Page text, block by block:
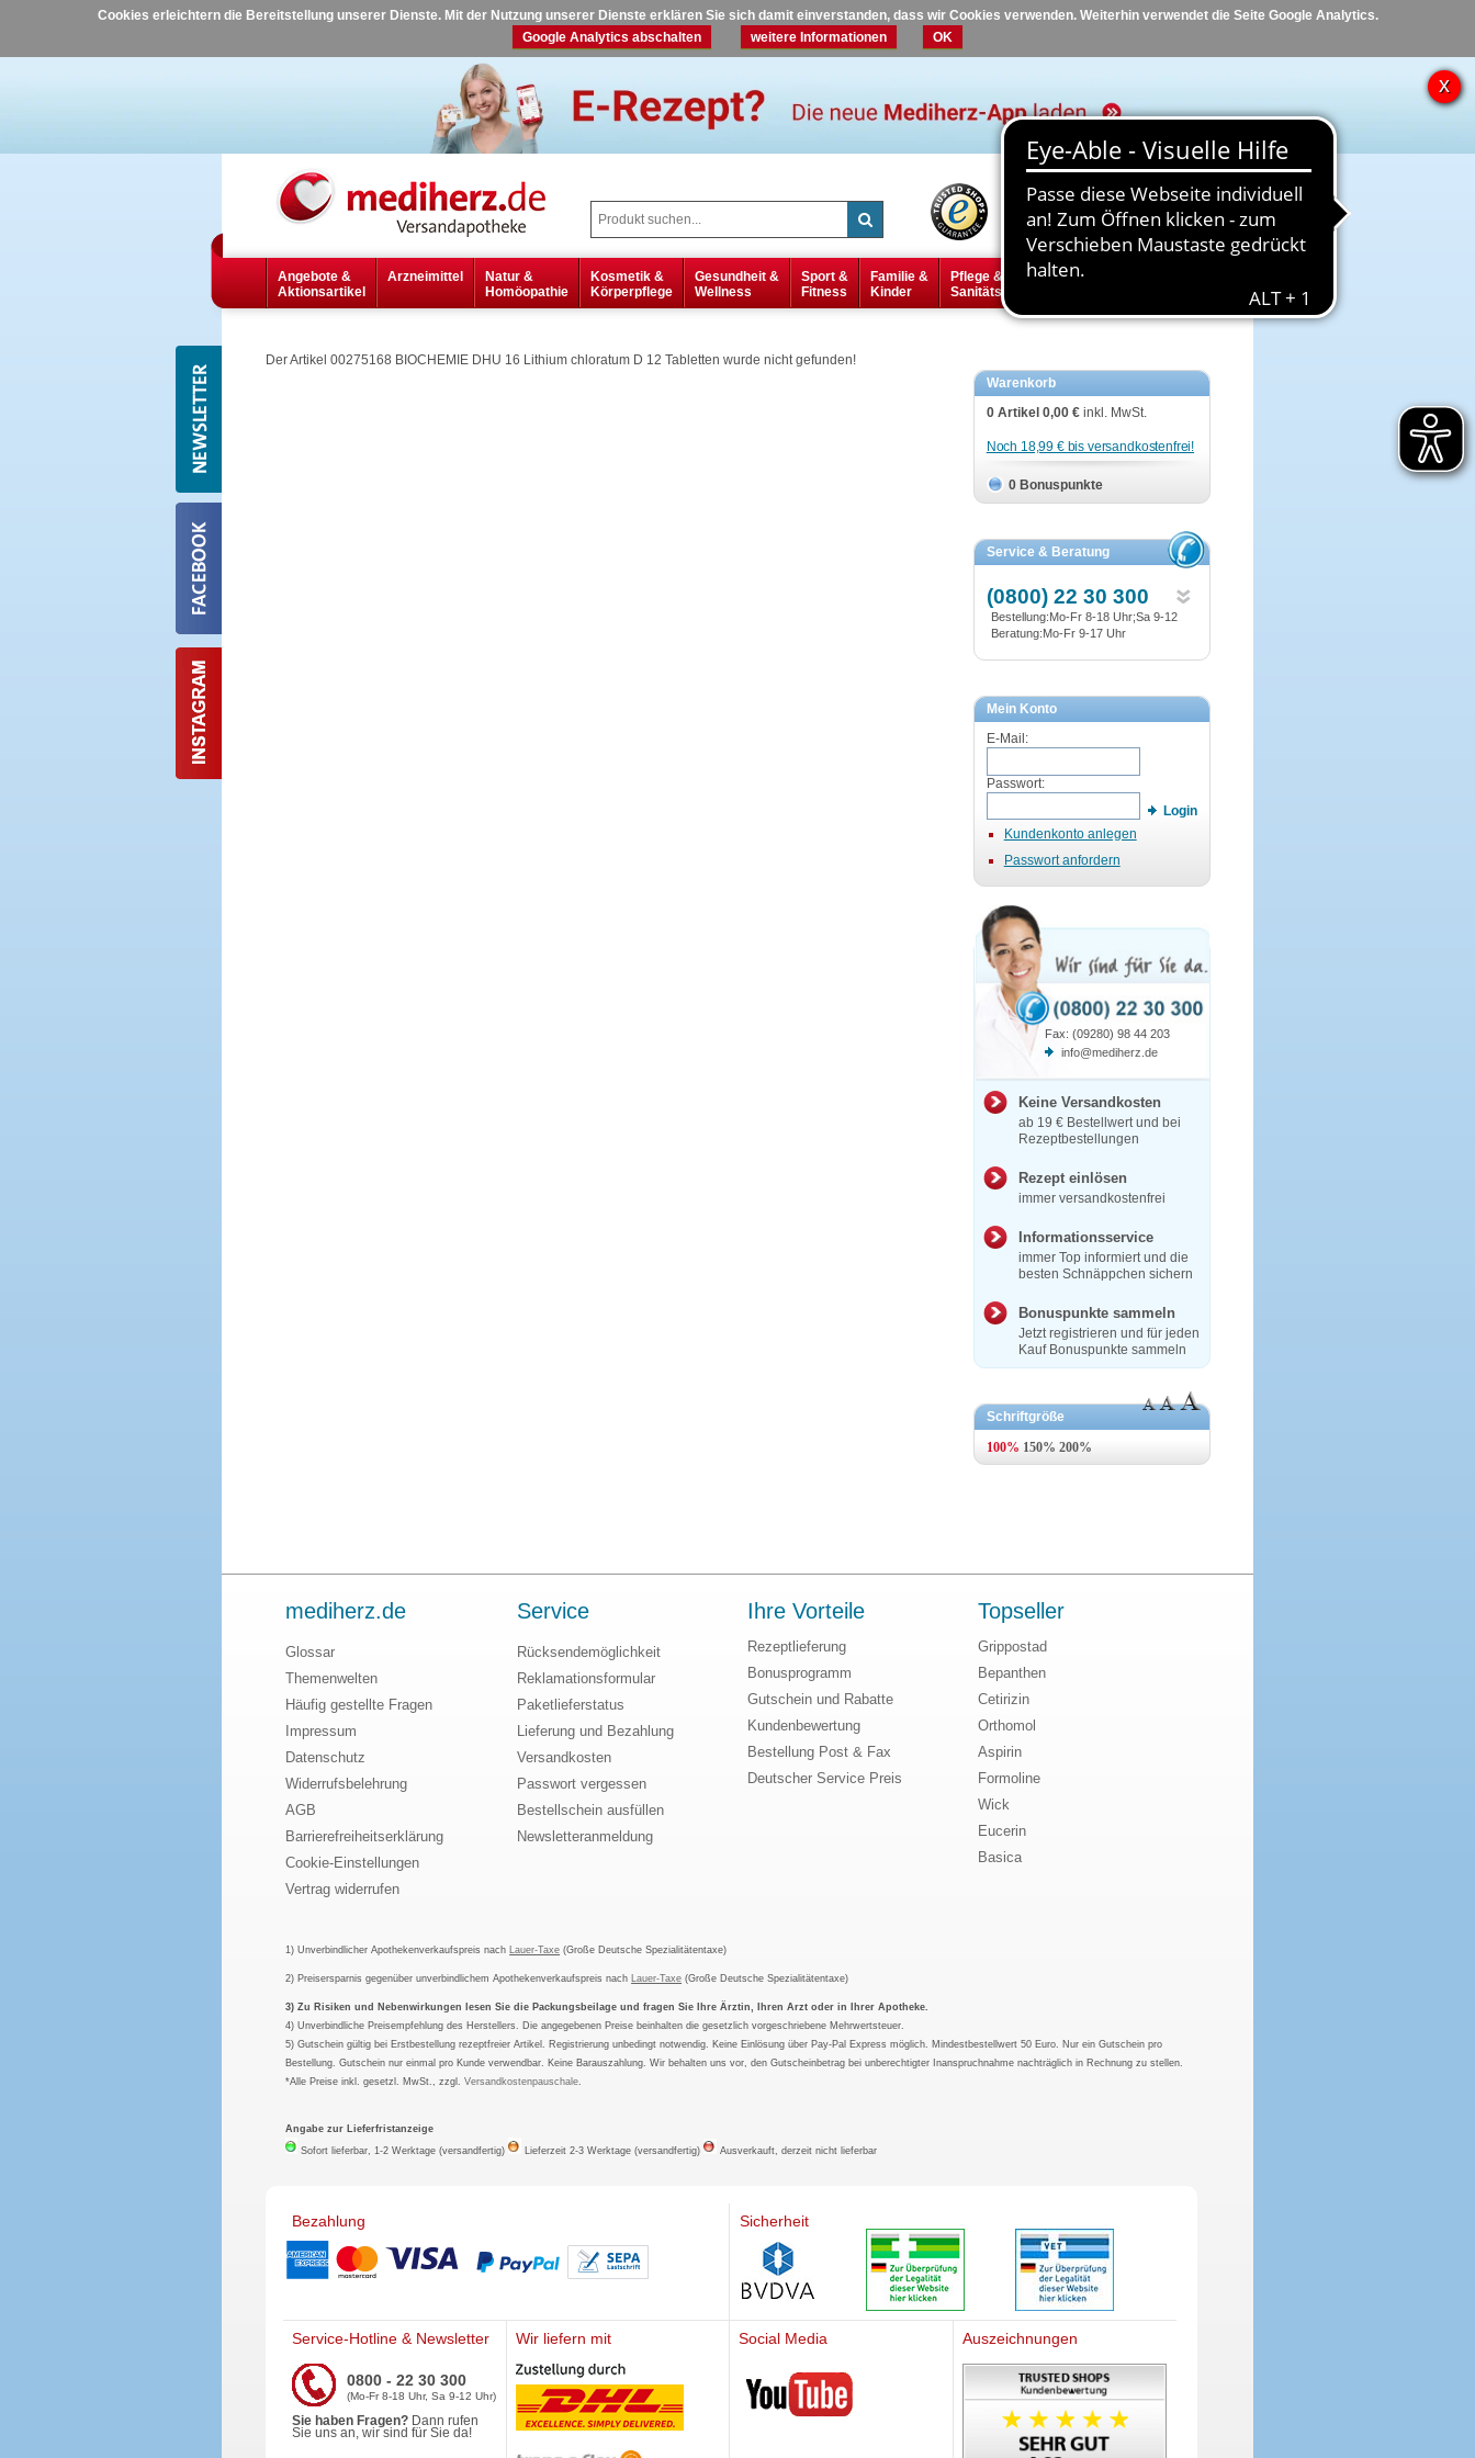
Cookies erleichtern die Bereitstellung unserer Dienste. Mit der Nutzung unserer Dienste erklären Sie sich damit einverstanden, dass wir Cookies verwenden. Weiterhin verwendet die Seite Google Analytics.
Google Analytics abschalten
weitere Informationen OK
Hilfe Kontakt
Angebote &
Aktionsartikel
Arzneimittel
Natur &
Homöopathie
Kosmetik &
Körperpflege
Gesundheit &
Wellness
Sport &
Fitness
Familie &
Kinder
Pflege &
Sanitätsbedarf
Diabetes
Der Artikel 00275168 BIOCHEMIE DHU 16 Lithium chloratum D 12 Tabletten wurde nicht gefunden!
Warenkorb
0 Artikel 0,00 € inkl. MwSt.
Noch 18,99 € bis versandkostenfrei!
0 Bonuspunkte
Service & Beratung
(0800) 22 30 300
Bestellung:Mo-Fr 8-18 Uhr;Sa 9-12
Beratung:Mo-Fr 9-17 Uhr
Mein Konto
E-Mail:
Passwort:
Login
Kundenkonto anlegen
Passwort anfordern
Fax: (09280) 98 44 203
info@mediherz.de
Keine Versandkosten
ab 19 € Bestellwert und bei
Rezeptbestellungen
Rezept einlösen
immer versandkostenfrei
Informationsservice
immer Top informiert und die
besten Schnäppchen sichern
Bonuspunkte sammeln
Jetzt registrieren und für jeden
Kauf Bonuspunkte sammeln
Schriftgröße
mediherz.de
Glossar
Themenwelten
Häufig gestellte Fragen
Impressum
Datenschutz
Widerrufsbelehrung
AGB
Barrierefreiheitserklärung
Cookie-Einstellungen
Vertrag widerrufen
Service
Rücksendemöglichkeit
Reklamationsformular
Paketlieferstatus
Lieferung und Bezahlung
Versandkosten
Passwort vergessen
Bestellschein ausfüllen
Newsletteranmeldung
Ihre Vorteile
Rezeptlieferung
Bonusprogramm
Gutschein und Rabatte
Kundenbewertung
Bestellung Post & Fax
Deutscher Service Preis
Topseller
Grippostad
Bepanthen
Cetirizin
Orthomol
Aspirin
Formoline
Wick
Eucerin
Basica
1) Unverbindlicher Apothekenverkaufspreis nach Lauer-Taxe (Große Deutsche Spezialitätentaxe)
2) Preisersparnis gegenüber unverbindlichem Apothekenverkaufspreis nach Lauer-Taxe (Große Deutsche Spezialitätentaxe)
3) Zu Risiken und Nebenwirkungen lesen Sie die Packungsbeilage und fragen Sie Ihre Ärztin, Ihren Arzt oder in Ihrer Apotheke.
4) Unverbindliche Preisempfehlung des Herstellers. Die angegebenen Preise beinhalten die gesetzlich vorgeschriebene Mehrwertsteuer.
5) Gutschein gültig bei Erstbestellung rezeptfreier Artikel. Registrierung unbedingt notwendig. Keine Einlösung über Pay-Pal Express möglich. Mindestbestellwert 50 Euro. Nur ein Gutschein pro
Bestellung. Gutschein nur einmal pro Kunde verwendbar. Keine Barauszahlung. Wir behalten uns vor, den Gutscheinbetrag bei unberechtigter Inanspruchnahme nachträglich in Rechnung zu stellen.
*Alle Preise inkl. gesetzl. MwSt., zzgl.Versandkostenpauschale.
Angabe zur Lieferfristanzeige
Sofort lieferbar, 1-2 Werktage (versandfertig)
Lieferzeit 2-3 Werktage (versandfertig) Ausverkauft, derzeit nicht lieferbar
Bezahlung Sicherheit
Service-Hotline & Newsletter
0800 - 22 30 300
(Mo-Fr 8-18 Uhr, Sa 9-12 Uhr)
Sie haben Fragen? Dann rufen
Sie uns an, wir sind für Sie da!
Wir liefern mit Social Media
Mediherz
Auszeichnungen